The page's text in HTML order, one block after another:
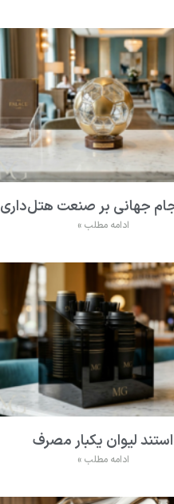
جام جهانی بر صنعت هتل‌داری
ادامه مطلب »
استند لیوان یکبار مصرف
ادامه مطلب »